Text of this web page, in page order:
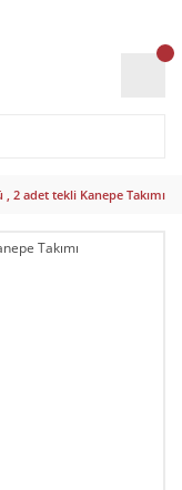
2 adet tekli Kanepe Takımı